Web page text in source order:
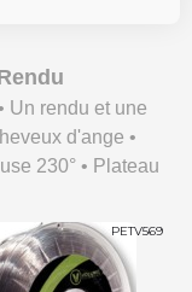
Un rendu et une
d'ange •
230° • Plateau
PETV569